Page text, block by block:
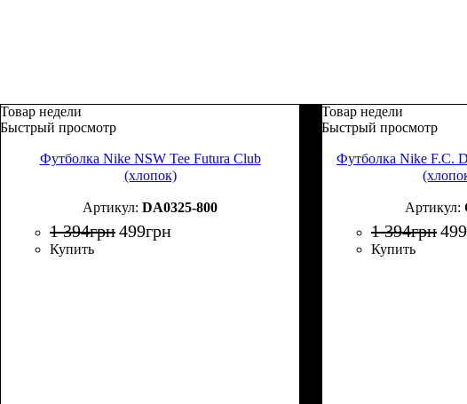
Товар недели
Быстрый просмотр
Футболка Nike NSW Tee Futura Club
(хлопок)
DA0325-800
1 394грн499грн
Купить
Товар недели
Быстрый просмотр
Футболка Nike F.C.
1 394грн499
Купить